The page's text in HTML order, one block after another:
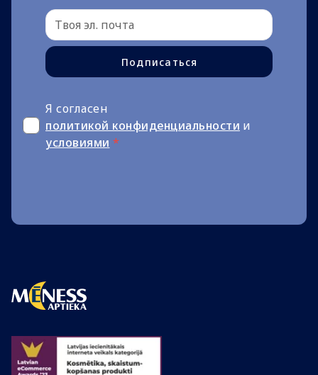
Подписаться
Я согласен
политикой конфиденциальности и
условиями *